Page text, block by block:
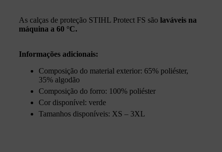
As calças de proteção STIHL Protect FS são laváveis na
máquina a 60 °C.
Informações adicionais:
Composição do material exterior: 65% poliéster,
35% algodão
Composição do forro: 100% poliéster
Cor disponível: verde
Tamanhos disponíveis: XS – 3XL